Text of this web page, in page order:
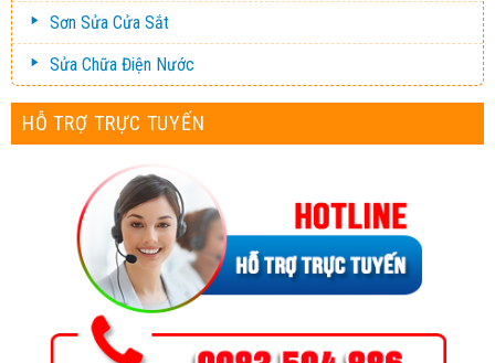
Sơn Sửa Cửa Sắt
Sửa Chữa Điện Nước
HỖ TRỢ TRỰC TUYẾN